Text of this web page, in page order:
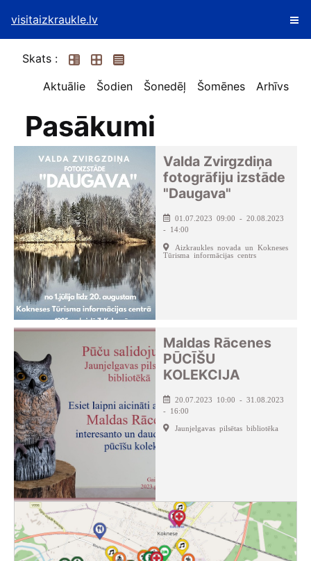
visitaizkraukle.lv
Skats :
Aktuālie
Šodien Šonedēļ Šomēnes Arhīvs
Pasākumi
Valda Zvirgzdiņa
fotogrāfiju izstāde
"Daugava"
01.07.2023 09:00 - 20.08.2023
- 14:00
Aizkraukles novada un Kokneses
Tūrisma informācijas centrs
Maldas Rācenes
PŪCĪŠU
KOLEKCIJA
20.07.2023 10:00 - 31.08.2023
- 16:00
Jaunjelgavas pilsētas bibliotēka